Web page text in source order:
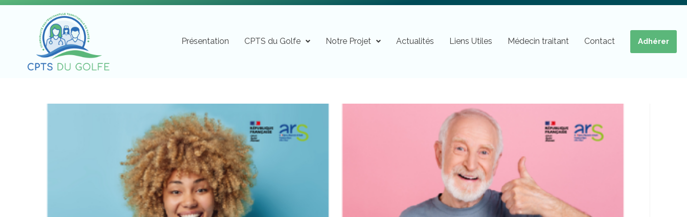
Présentation CPTS du Golfe Notre Projet Actualités Liens Utiles Médecin traitant Contact Adhérer